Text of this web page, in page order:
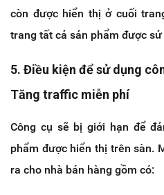
còn được hiển thị ở cuối
trang tất cả sản phẩm được
5. Điều kiện để sử dụng
Tăng traffic miễn phí
Công cụ sẽ bị giới hạn để
phẩm được hiển thị trên sàn.
ra cho nhà bán hàng gồm có: